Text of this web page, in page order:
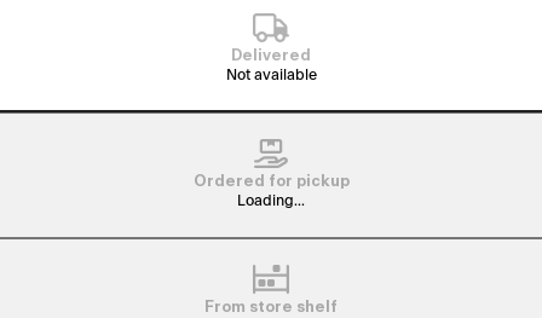
Delivered
Not available
Ordered for pickup
Loading...
From store shelf